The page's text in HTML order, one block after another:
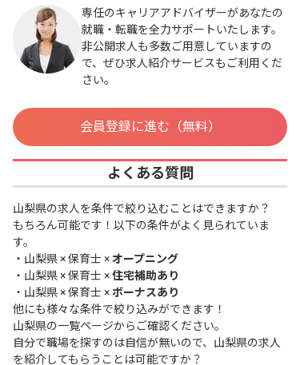
専任のキャリアアドバイザーがあなたの
就職・転職を全力サポートいたします。
非公開求人も多数ご用意していますの
で、ぜひ求人紹介サービスもご利用くだ
さい。
会員登録に進む（無料）
よくある質問
山梨県の求人を条件で絞り込むことはできますか？
もちろん可能です！以下の条件がよく見られていま
す。
・ 山梨県 × 保育士 ×オープニング
・ 山梨県 × 保育士 ×住宅補助あり
・ 山梨県 × 保育士 ×ボーナスあり
他にも様々な条件で絞り込みができます！
山梨県の一覧ページからご確認ください。
自分で職場を探すのは自信が無いので、山梨県の求人
を紹介してもらうことは可能ですか？